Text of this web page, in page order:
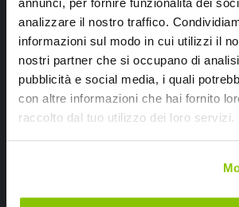
annunci, per fornire funzionalità dei
analizzare il nostro traffico.
informazioni sul modo in cui utilizzi il
nostri partner che si occupano di
pubblicità e social media, i quali
con altre informazioni che hai fornito
raccolto dal tuo utilizzo dei loro servizi.
Segui SPEEDUP.IT